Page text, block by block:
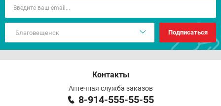
Подписаться
Контакты
Аптечная служба заказов
8-914-555-55-55